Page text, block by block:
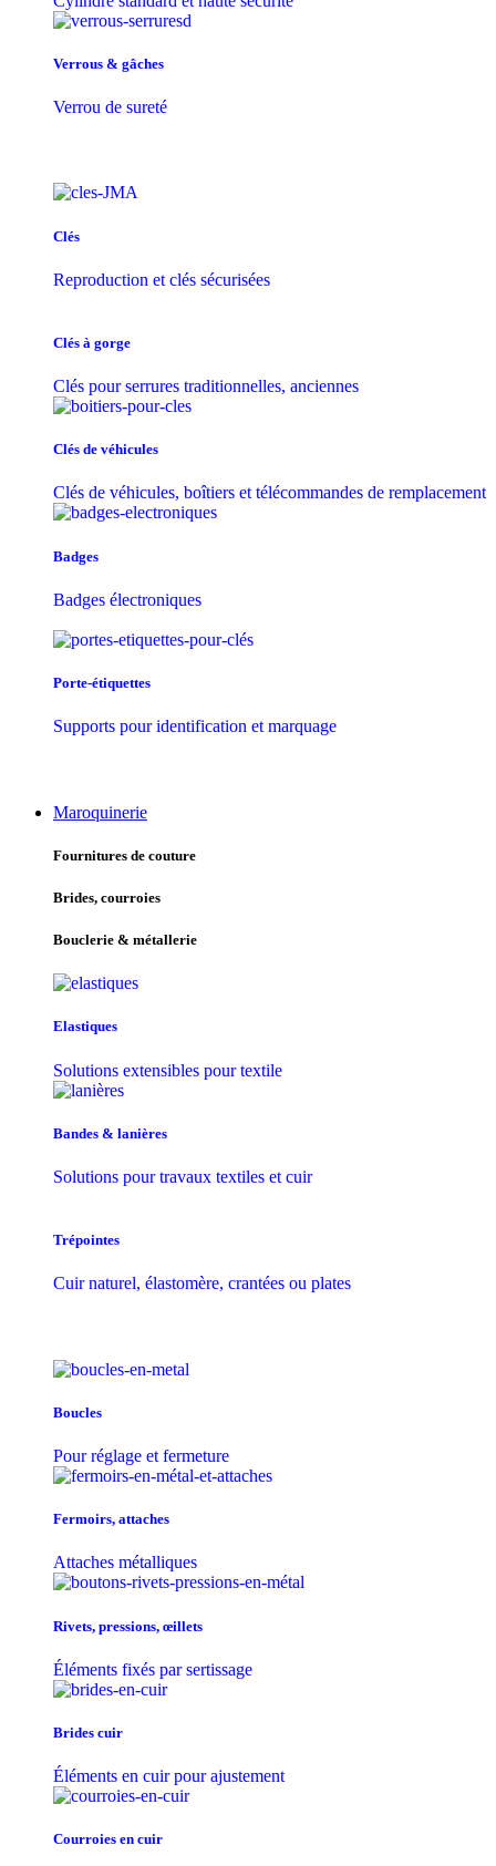
Verrous & gâches
Verrou de sureté
Clés
Reproduction et clés sécurisées
Clés à gorge
Clés pour serrures traditionnelles, anciennes
Clés de véhicules
Clés de véhicules, boîtiers et télécommandes de remplacement
Badges
Badges électroniques
Porte-étiquettes
Supports pour identification et marquage
Maroquinerie
Fournitures de couture
Brides, courroies
Bouclerie & métallerie
Elastiques
Solutions extensibles pour textile
Bandes & lanières
Solutions pour travaux textiles et cuir
Trépointes
Cuir naturel, élastomère, crantées ou plates
Boucles
Pour réglage et fermeture
Fermoirs, attaches
Attaches métalliques
Rivets, pressions, œillets
Éléments fixés par sertissage
Brides cuir
Éléments en cuir pour ajustement
Courroies en cuir